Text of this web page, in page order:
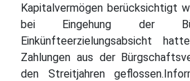
Kapitalvermögen berücksichtigt
bei Eingehung der
Einkünfteerzielungsabsicht
Zahlungen aus der
den Streitjahren